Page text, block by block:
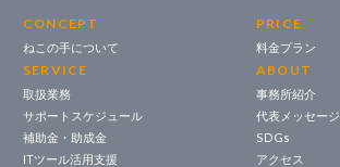
CONCEPT PRICE
ねこの手について 料金プラン
SERVICE ABOUT
取扱業務
事務所紹介
サポートスケジュール
代表メッセージ
補助金・助成金
SDGs
ITツール活用支援
アクセス